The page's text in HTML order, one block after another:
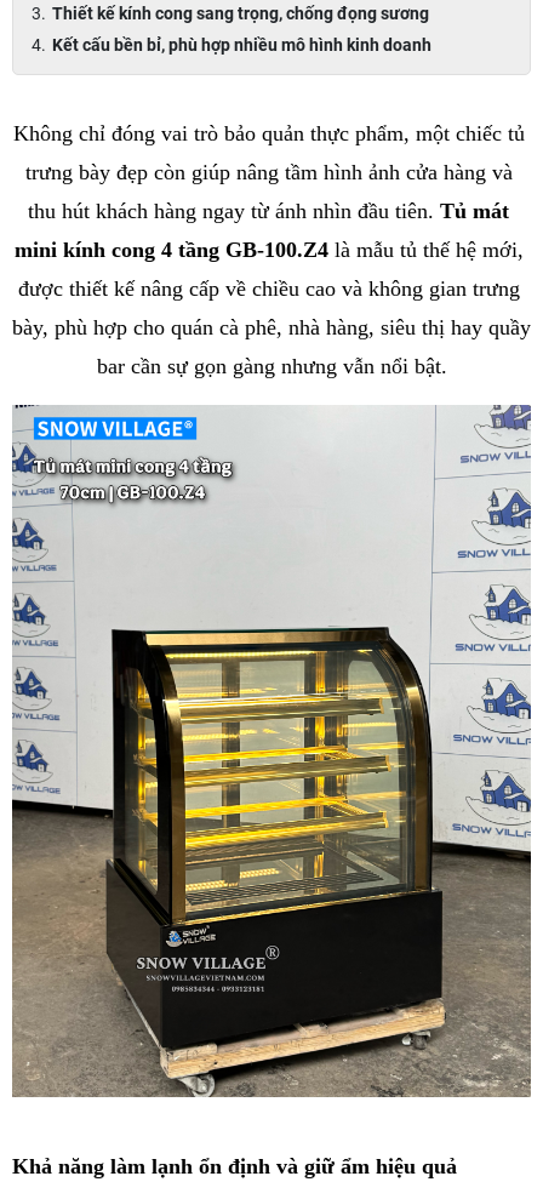
Thiết kế kính cong sang trọng, chống đọng sương
Kết cấu bền bỉ, phù hợp nhiều mô hình kinh doanh
Không chỉ đóng vai trò bảo quản thực phẩm, một chiếc tủ
trưng bày đẹp còn giúp nâng tầm hình ảnh cửa hàng và
thu hút khách hàng ngay từ ánh nhìn đầu tiên. Tủ mát
mini kính cong 4 tầng GB-100.Z4 là mẫu tủ thế hệ mới,
được thiết kế nâng cấp về chiều cao và không gian trưng
bày, phù hợp cho quán cà phê, nhà hàng, siêu thị hay quầy
bar cần sự gọn gàng nhưng vẫn nổi bật.
Khả năng làm lạnh ổn định và giữ ẩm hiệu quả